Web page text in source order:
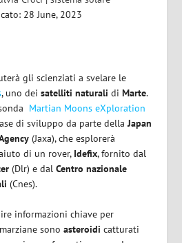
28 June, 2023
gli scienziati a svelare le
, uno deisatelliti naturali diMarte.
Martian Moons eXploration
di sviluppo da parte dellaJapan
(Jaxa), che esplorerà
di un rover, Idefix, fornito dal
(Dlr) e dal Centro nazionale
(Cnes).
informazioni chiave per
sonoasteroidi catturati